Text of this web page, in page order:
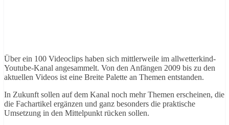
Über ein 100 Videoclips haben sich mittlerweile im allwetterkind-
Youtube-Kanal angesammelt. Von den Anfängen 2009 bis zu den
aktuellen Videos ist eine Breite Palette an Themen entstanden.
In Zukunft sollen auf dem Kanal noch mehr Themen erscheinen, die
die Fachartikel ergänzen und ganz besonders die praktische
Umsetzung in den Mittelpunkt rücken sollen.